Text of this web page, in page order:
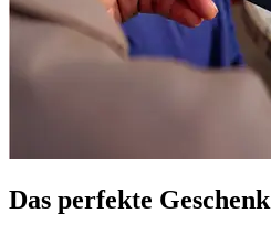
Das perfekte Geschenk